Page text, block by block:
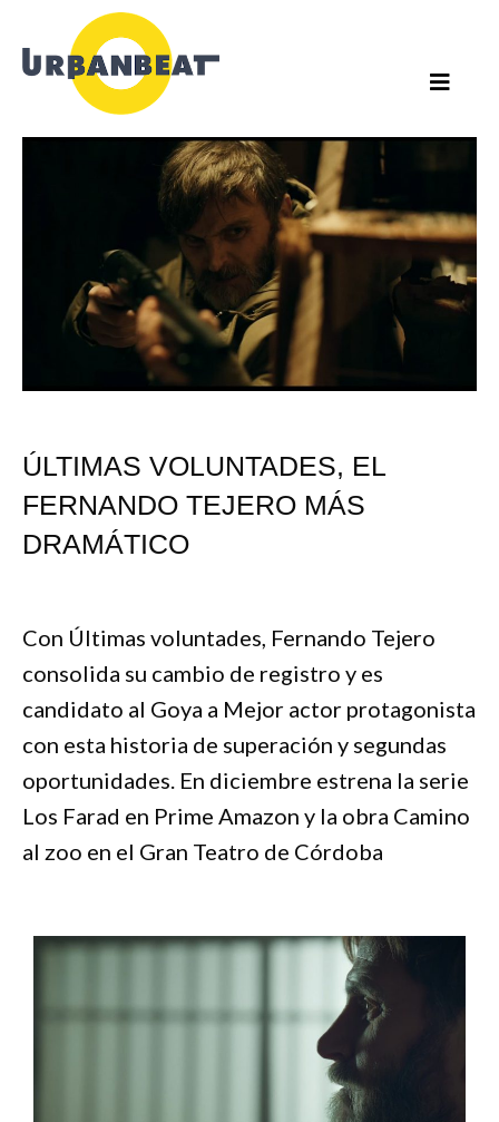
contenido
ÚLTIMAS VOLUNTADES, EL
FERNANDO TEJERO MÁS
DRAMÁTICO
Con Últimas voluntades, Fernando Tejero
consolida su cambio de registro y es
candidato al Goya a Mejor actor protagonista
con esta historia de superación y segundas
oportunidades. En diciembre estrena la serie
Los Farad en Prime Amazon y la obra Camino
al zoo en el Gran Teatro de Córdoba